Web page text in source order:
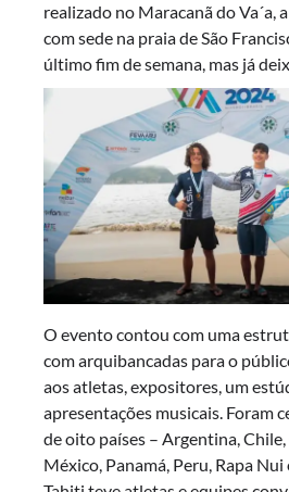
realizado no Maracanã do Va´a,
com sede na praia de São
último fim de semana, mas já
O evento contou com uma
com arquibancadas para o
aos atletas, expositores, um
apresentações musicais. Foram
de oito países – Argentina,
México, Panamá, Peru, Rapa